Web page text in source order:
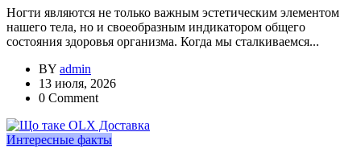
Ногти являются не только важным эстетическим элементом
нашего тела, но и своеобразным индикатором общего
состояния здоровья организма. Когда мы сталкиваемся...
BY admin
13 июля, 2026
0 Comment
Интересные факты